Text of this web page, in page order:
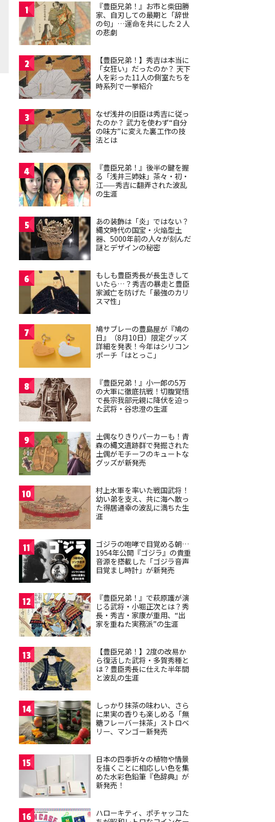
1
『豊臣兄弟！』お市と柴田勝
家、自刃しての最期と「辞世
の句」…運命を共にした２人
の悲劇
2
【豊臣兄弟！】秀吉は本当に
「女狂い」だったのか？ 天下
人を彩った11人の側室たちを
時系列で一挙紹介
3
なぜ浅井の旧臣は秀吉に従っ
たのか？ 武力を使わず“自分
の味方”に変えた裏工作の技
法とは
4
『豊臣兄弟！』後半の鍵を握
る「浅井三姉妹」茶々・初・
江——秀吉に翻弄された波乱
の生涯
5
あの装飾は「炎」ではない？
縄文時代の国宝・火焔型土
器、5000年前の人々が刻んだ
謎とデザインの秘密
6
もしも豊臣秀長が長生きして
いたら…？秀吉の暴走と豊臣
家滅亡を防げた「最強のカリ
スマ性」
7
鳩サブレーの豊島屋が『鳩の
日』（8月10日）限定グッズ
詳細を発表！今年はシリコン
ポーチ「はとっこ」
8
『豊臣兄弟！』小一郎の5万
の大軍に徹底抗戦！切腹覚悟
で長宗我部元親に降伏を迫っ
た武将・谷忠澄の生涯
9
土偶なりきりパーカーも！青
森の縄文遺跡群で発掘された
土偶がモチーフのキュートな
グッズが新発売
10
村上水軍を率いた戦国武将！
幼い弟を支え、共に海へ散っ
た得居通幸の波乱に満ちた生
涯
11
ゴジラの咆哮で目覚める朝…
1954年公開『ゴジラ』の貴重
音源を搭載した「ゴジラ音声
目覚まし時計」が新発売
12
『豊臣兄弟！』で萩原護が演
じる武将・小堀正次とは？秀
長・秀吉・家康が重用、“出
家を重ねた実務派”の生涯
13
【豊臣兄弟！】2度の改易か
ら復活した武将・多賀秀種と
は？豊臣秀長に仕えた半年間
と波乱の生涯
14
しっかり抹茶の味わい、さら
に果実の香りも楽しめる「無
糖フレーバー抹茶」ストロベ
リー、マンゴー新発売
15
日本の四季折々の植物や情景
を描くことに相応しい色を集
めた水彩色鉛筆『色辞典』が
新発売！
16
ハローキティ、ポチャッコた